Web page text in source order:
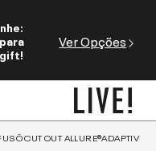
Ver Opções
CUT OUT ALLURE®ADAPTIV